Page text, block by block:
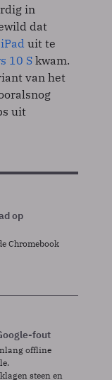
in
dat
uit te
10 Skwam.
van het
uit
op
Chromebook
fout
offline
steen en